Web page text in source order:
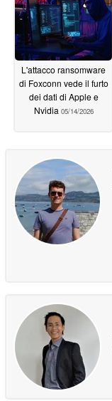
L'attacco ransomware
di Foxconn vede il furto
dei dati di Apple e
Nvidia 05/14/2026